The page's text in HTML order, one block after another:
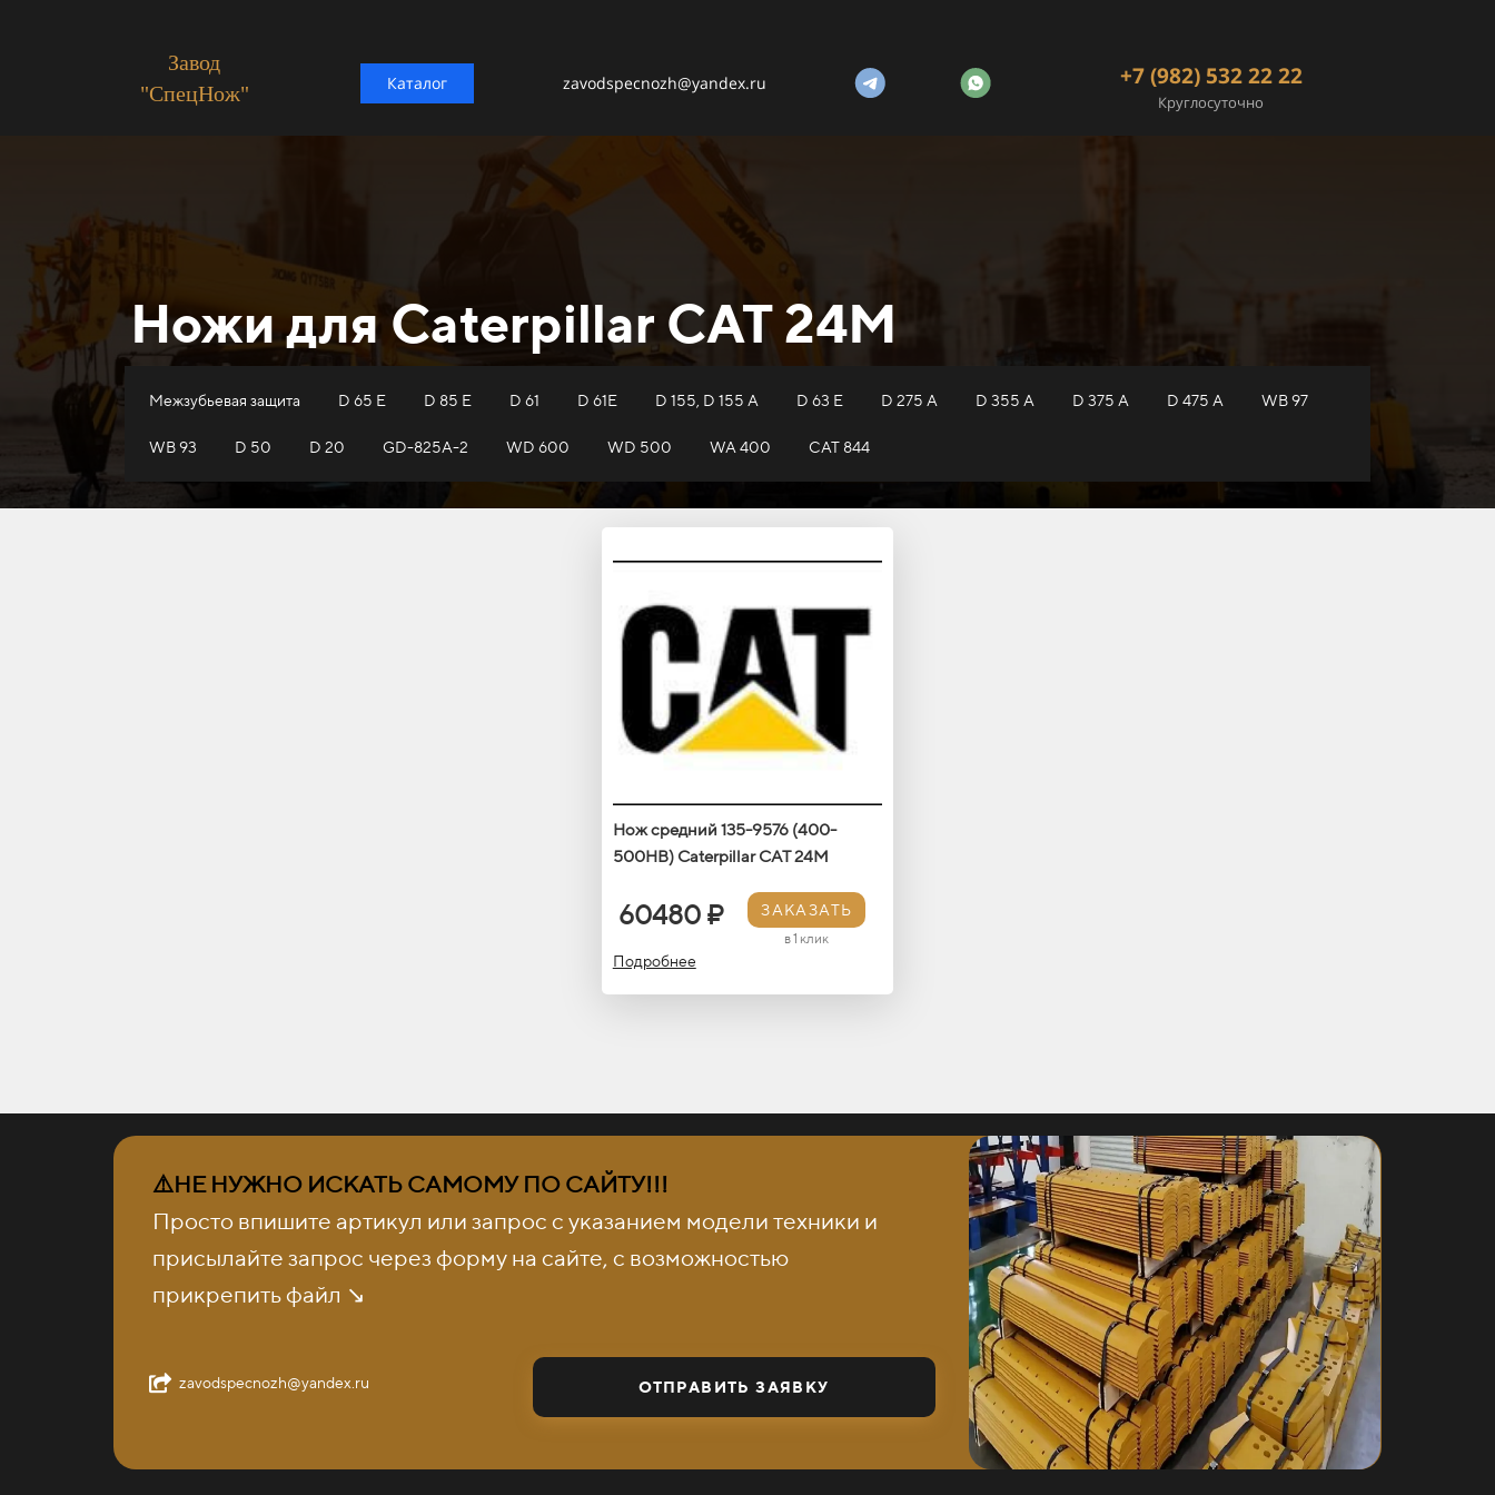
Завод
"СпецНож"
Каталог zavodspecnozh@yandex.ru +7 (982) 532 22 22
Круглосуточно
Ножи для Caterpillar САТ 24M
Межзубьевая защита D 65 E D 85 E D 61 D 61E D 155, D 155 A D 63 E D 275 A D 355 A D 375 A D 475 A WB 97
WB 93 D 50 D 20 GD-825A-2 WD 600 WD 500 WA 400 САТ 844
Нож средний 135-9576 (400-
500HB) Caterpillar САТ 24M
60480 ₽ ЗАКАЗАТЬ
в 1 клик
Подробнее
⚠️НЕ НУЖНО ИСКАТЬ САМОМУ ПО САЙТУ!!!
Просто впишите артикул или запрос с указанием модели техники и
присылайте запрос через форму на сайте, с возможностью
прикрепить файл ↘️
zavodspecnozh@yandex.ru ОТПРАВИТЬ ЗАЯВКУ